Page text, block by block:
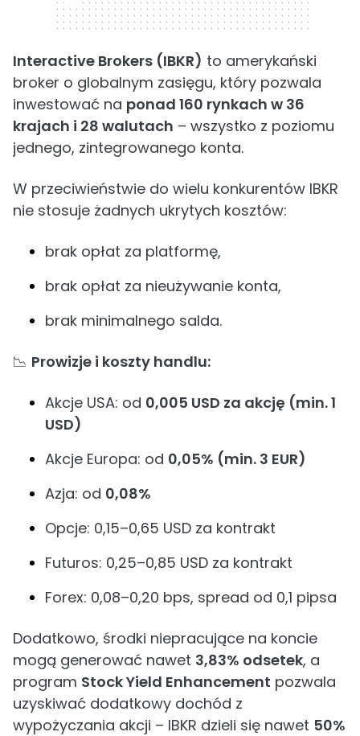
Interactive Brokers (IBKR) to amerykański
broker o globalnym zasięgu, który pozwala
inwestować na ponad 160 rynkach w 36
krajach i 28 walutach – wszystko z poziomu
jednego, zintegrowanego konta.
W przeciwieństwie do wielu konkurentów IBKR
nie stosuje żadnych ukrytych kosztów:
brak opłat za platformę,
brak opłat za nieużywanie konta,
brak minimalnego salda.
📉 Prowizje i koszty handlu:
Akcje USA: od 0,005 USD za akcję (min. 1
USD)
Akcje Europa: od 0,05% (min. 3 EUR)
Azja: od 0,08%
Opcje: 0,15–0,65 USD za kontrakt
Futuros: 0,25–0,85 USD za kontrakt
Forex: 0,08–0,20 bps, spread od 0,1 pipsa
Dodatkowo, środki niepracujące na koncie
mogą generować nawet 3,83% odsetek, a
program Stock Yield Enhancement pozwala
uzyskiwać dodatkowy dochód z
wypożyczania akcji – IBKR dzieli się nawet 50%